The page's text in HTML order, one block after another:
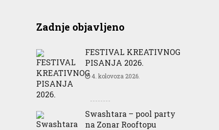
Zadnje objavljeno
FESTIVAL KREATIVNOG
PISANJA 2026.
4. kolovoza 2026.
Swashtara – pool party
na Zonar Rooftopu